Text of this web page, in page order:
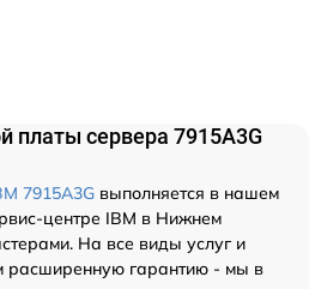
платы сервера 7915A3G
7915A3G выполняется в нашем
центре IBM в Нижнем
На все виды услуг и
расширенную гарантию - мы в